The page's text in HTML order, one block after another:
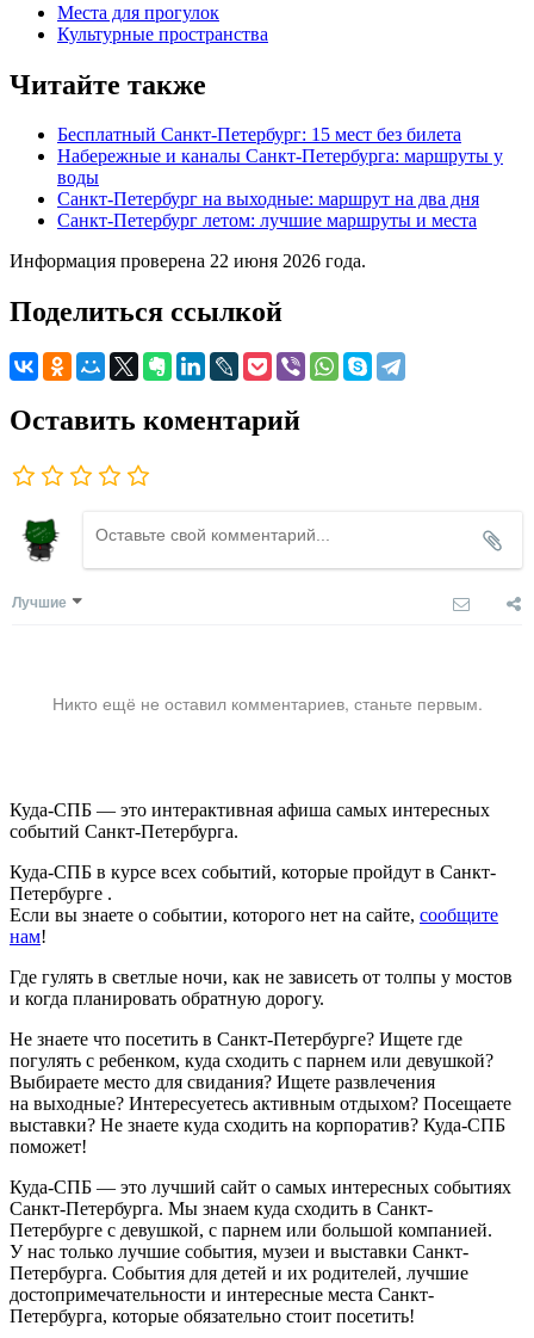
Места для прогулок
Культурные пространства
Читайте также
Бесплатный Санкт-Петербург: 15 мест без билета
Набережные и каналы Санкт-Петербурга: маршруты у
воды
Санкт-Петербург на выходные: маршрут на два дня
Санкт-Петербург летом: лучшие маршруты и места
Информация проверена 22 июня 2026 года.
Поделиться ссылкой
Оставить коментарий
Лучшие
Никто ещё не оставил комментариев, станьте первым.
Куда-СПБ — это интерактивная афиша самых интересных
событий Санкт-Петербурга.
Куда-СПБ в курсе всех событий, которые пройдут в Санкт-
Петербурге .
Если вы знаете о событии, которого нет на сайте, сообщите
нам!
Где гулять в светлые ночи, как не зависеть от толпы у мостов
и когда планировать обратную дорогу.
Не знаете что посетить в Санкт-Петербурге? Ищете где
погулять с ребенком, куда сходить с парнем или девушкой?
Выбираете место для свидания? Ищете развлечения
на выходные? Интересуетесь активным отдыхом? Посещаете
выставки? Не знаете куда сходить на корпоратив? Куда-СПБ
поможет!
Куда-СПБ — это лучший сайт о самых интересных событиях
Санкт-Петербурга. Мы знаем куда сходить в Санкт-
Петербурге с девушкой, с парнем или большой компанией.
У нас только лучшие события, музеи и выставки Санкт-
Петербурга. События для детей и их родителей, лучшие
достопримечательности и интересные места Санкт-
Петербурга, которые обязательно стоит посетить!